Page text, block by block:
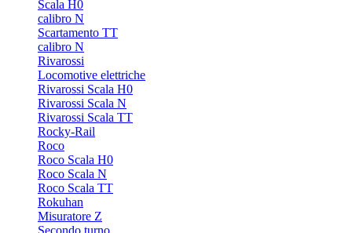
Scala H0
calibro N
Scartamento TT
calibro N
Rivarossi
Locomotive elettriche
Rivarossi Scala H0
Rivarossi Scala N
Rivarossi Scala TT
Rocky-Rail
Roco
Roco Scala H0
Roco Scala N
Roco Scala TT
Rokuhan
Misuratore Z
Secondo turno